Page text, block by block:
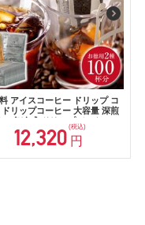
アイスコーヒー ドリップ コ
ドリップコーヒー 大容量 深煎
包装 8g 飲み比べ セット プレ
金のアイス 銀のアイス ドリッ
12,320 円
(税込)